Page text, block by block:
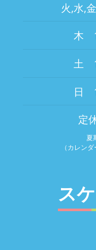
火,水,
木
土
日
定
夏
（カレン
ス